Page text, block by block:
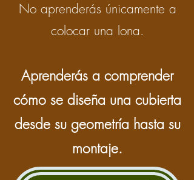
No aprenderás únicamente a
colocar una lona.
Aprenderás a comprender
cómo se diseña una cubierta
desde su geometría hasta su
montaje.